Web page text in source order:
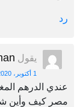
رد
يقول
1 أكتوبر، 2020 الساعة 1:36 م
عندي الدرهم
مصر كيف وأين